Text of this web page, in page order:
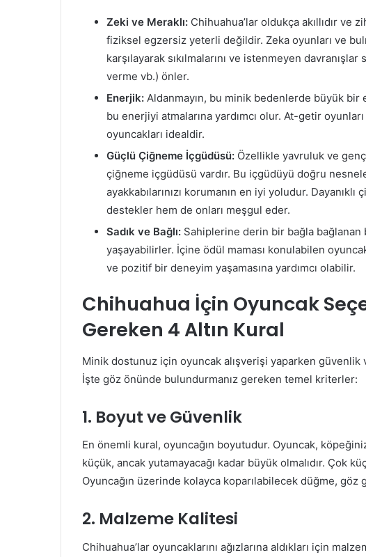
Zeki ve Meraklı: Chihuahua’lar oldukça akıllıdır ve
fiziksel egzersiz yeterli değildir. Zeka oyunları ve
karşılayarak sıkılmalarını ve istenmeyen
verme vb.) önler.
Enerjik: Aldanmayın, bu minik bedenlerde büyük bir
bu enerjiyi atmalarına yardımcı olur. At-getir
oyuncakları idealdir.
Güçlü Çiğneme İçgüdüsü: Özellikle yavruluk ve
çiğneme içgüdüsü vardır. Bu içgüdüyü doğru
ayakkabılarınızı korumanın en iyi yoludur. Dayanıklı
destekler hem de onları meşgul eder.
Sadık ve Bağlı: Sahiplerine derin bir bağla bağlanan
yaşayabilirler. İçine ödül maması konulabilen
ve pozitif bir deneyim yaşamasına yardımcı olabilir.
Chihuahua İçin Oyuncak
Gereken 4 Altın Kural
Minik dostunuz için oyuncak alışverişi yaparken güvenlik
İşte göz önünde bulundurmanız gereken temel kriterler:
1. Boyut ve Güvenlik
En önemli kural, oyuncağın boyutudur. Oyuncak,
küçük, ancak yutamayacağı kadar büyük olmalıdır. Çok
Oyuncağın üzerinde kolayca koparılabilecek düğme, göz
2. Malzeme Kalitesi
Chihuahua’lar oyuncaklarını ağızlarına aldıkları için